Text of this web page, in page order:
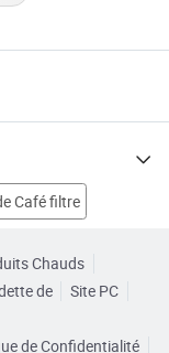
Café filtre
Chauds
de
Site PC
de Confidentialité